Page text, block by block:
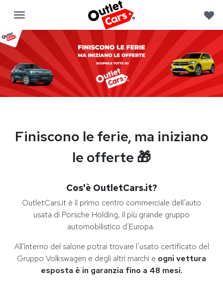
Finiscono le ferie, ma iniziano
le offerte 🎁​
Cos'è OutletCars.it?
OutletCars.it è il primo centro commerciale dell’auto
usata di Porsche Holding, il più grande gruppo
automobilistico d’Europa.
All'interno del salone potrai trovare l’usato certificato del
Gruppo Volkswagen e degli altri marchi e ogni vettura
esposta è in garanzia fino a 48 mesi.